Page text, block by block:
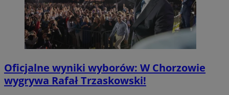
Oficjalne wyniki wyborów: W Chorzowie
wygrywa Rafał Trzaskowski!